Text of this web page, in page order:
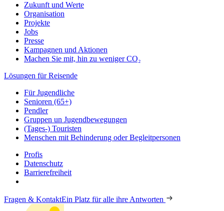
Zukunft und Werte
Organisation
Projekte
Jobs
Presse
Kampagnen und Aktionen
Machen Sie mit, hin zu weniger CO₂
Lösungen für Reisende
Für Jugendliche
Senioren (65+)
Pendler
Gruppen un Jugendbewegungen
(Tages-) Touristen
Menschen mit Behinderung oder Begleitpersonen
Profis
Datenschutz
Barrierefreiheit
Fragen & KontaktEin Platz für alle ihre Antworten